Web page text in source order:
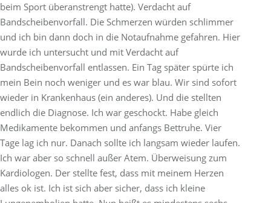
beim Sport überanstrengt hatte). Verdacht auf
Bandscheibenvorfall. Die Schmerzen würden schlimmer
und ich bin dann doch in die Notaufnahme gefahren. Hier
wurde ich untersucht und mit Verdacht auf
Bandscheibenvorfall entlassen. Ein Tag später spürte ich
mein Bein noch weniger und es war blau. Wir sind sofort
wieder in Krankenhaus (ein anderes). Und die stellten
endlich die Diagnose. Ich war geschockt. Habe gleich
Medikamente bekommen und anfangs Bettruhe. Vier
Tage lag ich nur. Danach sollte ich langsam wieder laufen.
Ich war aber so schnell außer Atem. Überweisung zum
Kardiologen. Der stellte fest, dass mit meinem Herzen
alles ok ist. Ich ist sich aber sicher, dass ich kleine